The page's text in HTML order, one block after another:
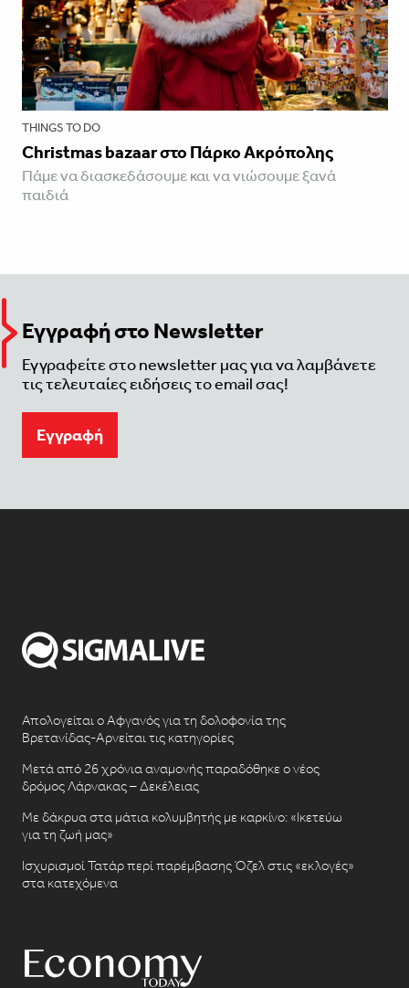
THINGS TO DO
Christmas bazaar στο Πάρκο Ακρόπολης
Πάμε να διασκεδάσουμε και να νιώσουμε ξανά
παιδιά
Εγγραφή στο Newsletter
Εγγραφείτε στο newsletter μας για να λαμβάνετε
τις τελευταίες ειδήσεις το email σας!
Eγγραφή
Απολογείται ο Αφγανός για τη δολοφονία της
Βρετανίδας-Αρνείται τις κατηγορίες
Μετά από 26 χρόνια αναμονής παραδόθηκε ο νέος
δρόμος Λάρνακας – Δεκέλειας
Με δάκρυα στα μάτια κολυμβητής με καρκίνο: «Ικετεύω
για τη ζωή μας»
Ισχυρισμοί Τατάρ περί παρέμβασης Όζελ στις «εκλογές»
στα κατεχόμενα